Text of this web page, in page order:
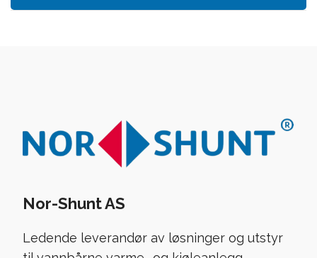
Nor-Shunt AS
Ledende leverandør av løsninger og utstyr